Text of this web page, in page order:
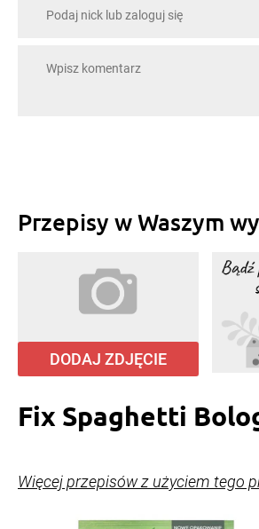
Przepisy w Waszym
DODAJ ZDJĘCIE
Fix Spaghetti
Więcej przepisów z użyciem tego